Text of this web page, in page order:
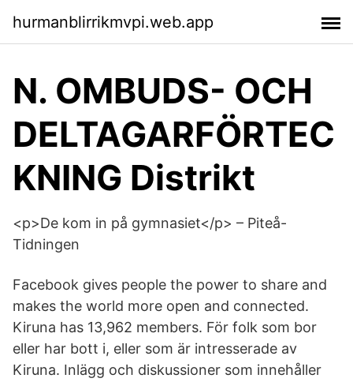
hurmanblirrikmvpi.web.app
N. OMBUDS- OCH
DELTAGARFÖRTEC
KNING Distrikt
<p>De kom in på gymnasiet</p> – Piteå-
Tidningen
Facebook gives people the power to share and
makes the world more open and connected.
Kiruna has 13,962 members. För folk som bor
eller har bott i, eller som är intresserade av
Kiruna. Inlägg och diskussioner som innehåller